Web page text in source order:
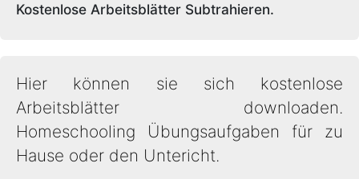
Kostenlose Arbeitsblätter Subtrahieren.
Hier können sie sich kostenlose
Arbeitsblätter downloaden.
Homeschooling Übungsaufgaben für zu
Hause oder den Untericht.